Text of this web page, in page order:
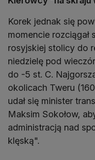
Korek jednak się
momencie rozciągał
rosyjskiej stolicy do
niedzielę pod
do -5 st. C.
okolicach Tweru
udał się minister
Maksim Sokołow,
administracją nad
klęską".